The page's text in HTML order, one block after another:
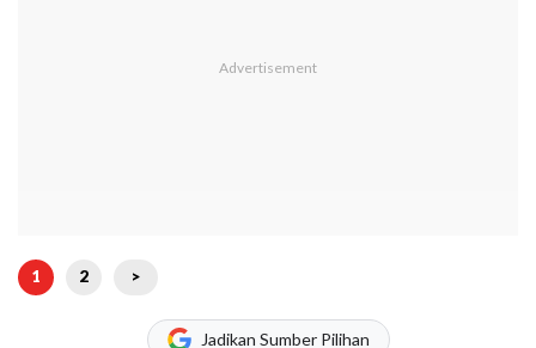
1 2 >
Jadikan Sumber Pilihan